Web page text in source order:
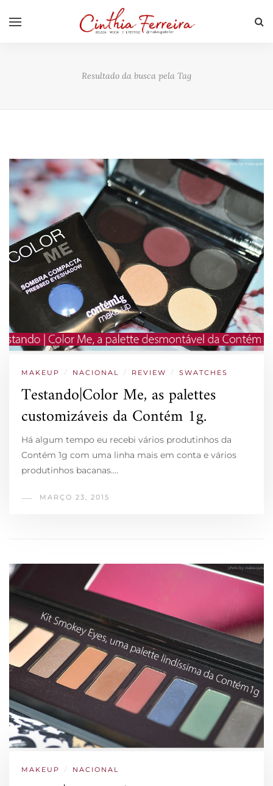
Resultado da busca pela Tag
MAKEUP / NACIONAL / REVIEW / SWATCHES
Testando|Color Me, as palettes
customizáveis da Contém 1g.
Há algum tempo eu recebi vários produtinhos da
Contém 1g com uma linha mais em conta e vários
produtinhos bacanas.…
MARÇO 23, 2015
MAKEUP / NACIONAL